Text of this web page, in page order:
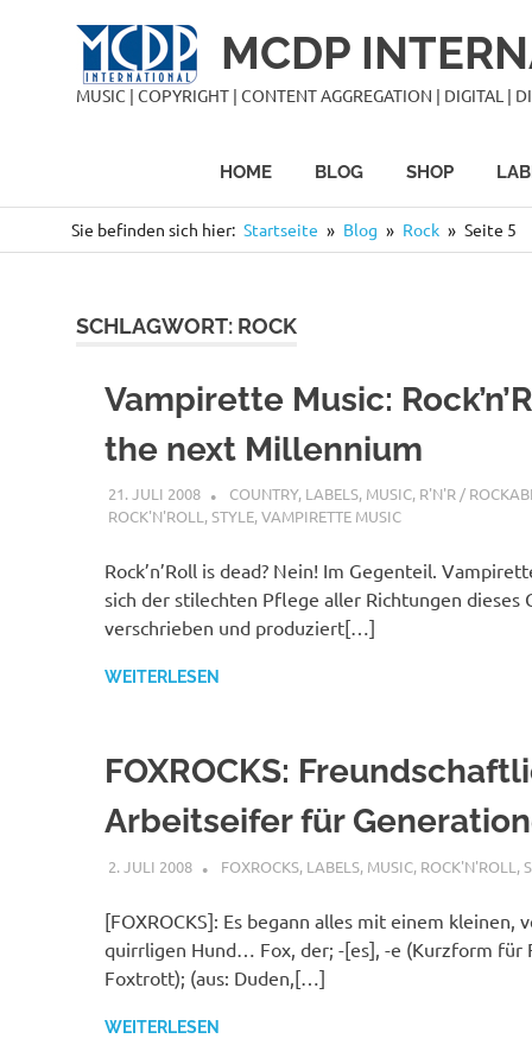
MCDP
MUSIC | COPYRIGHT | CONTENT AGGREGATION | DIGITAL |
HOME BLOG SHOP
Sie befinden sich hier: Startseite Blog Rock Seite 5
SCHLAGWORT: ROCK
Vampirette Music:
the next Millennium
21. JULI 2008 STEFANBRAUN
COUNTRY, LABELS, MUSIC, R'N'R /
ROCK'N'ROLL ,STYLE,VAMPIRETTE MUSIC
Rock’n’Roll is dead? Nein! Im Gegenteil.
sich der stilechten Pflege aller Richtungen dieses
verschrieben und produziert[…]
WEITERLESEN
FOXROCKS:
Arbeitseifer für
2. JULI 2008 STEFANBRAUN
FOXROCKS, LABELS, MUSIC, ROCK'N'ROLL ,
[FOXROCKS]: Es begann alles mit einem kleinen,
quirrligen Hund… Fox, der; -[es], -e (Kurzform für
Foxtrott); (aus: Duden,[…]
WEITERLESEN